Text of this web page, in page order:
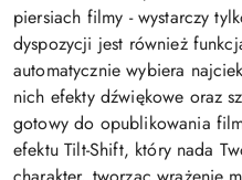
piersiach filmy - wystarczy
dyspozycji jest również
automatycznie wybiera
nich efekty dźwiękowe oraz
gotowy do opublikowania
efektu Tilt-Shift, który nada